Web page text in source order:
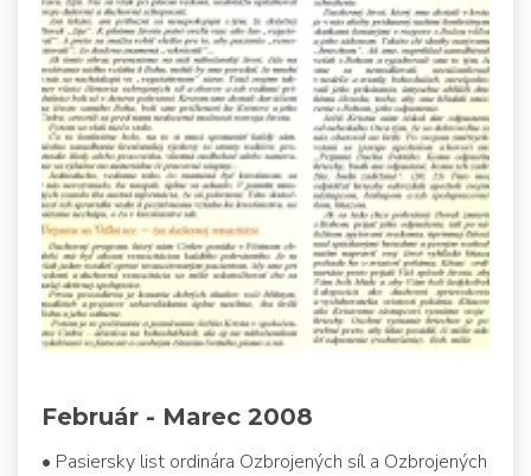
Február - Marec 2008
• Pasiersky list ordinára Ozbrojených síl a Ozbrojených